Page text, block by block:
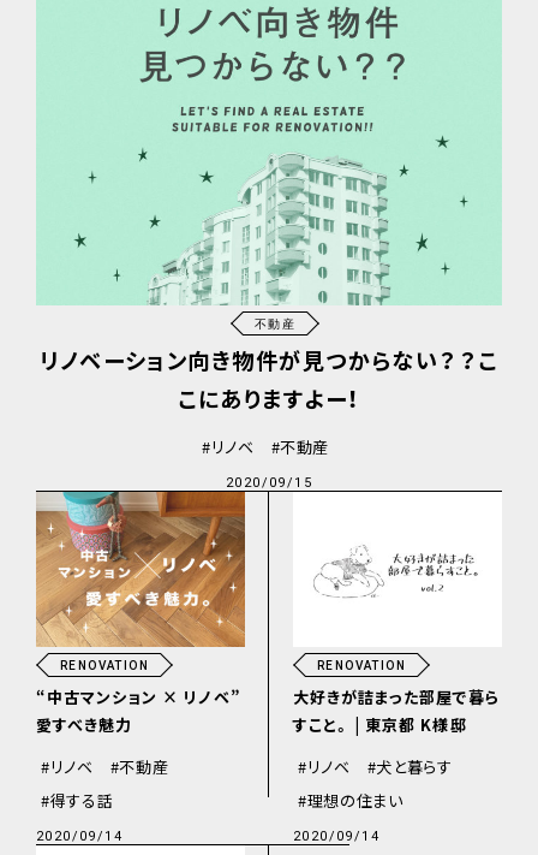
不動産
リノベーション向き物件が見つからない？？こ
こにありますよー！
リノベ 不動産
2020/09/15
RENOVATION
“中古マンション × リノベ”
愛すべき魅力
リノベ
不動産
得する話
2020/09/14
RENOVATION
大好きが詰まった部屋で暮ら
すこと。
| 東京都 K様邸
リノベ
犬と暮らす
理想の住まい
2020/09/14